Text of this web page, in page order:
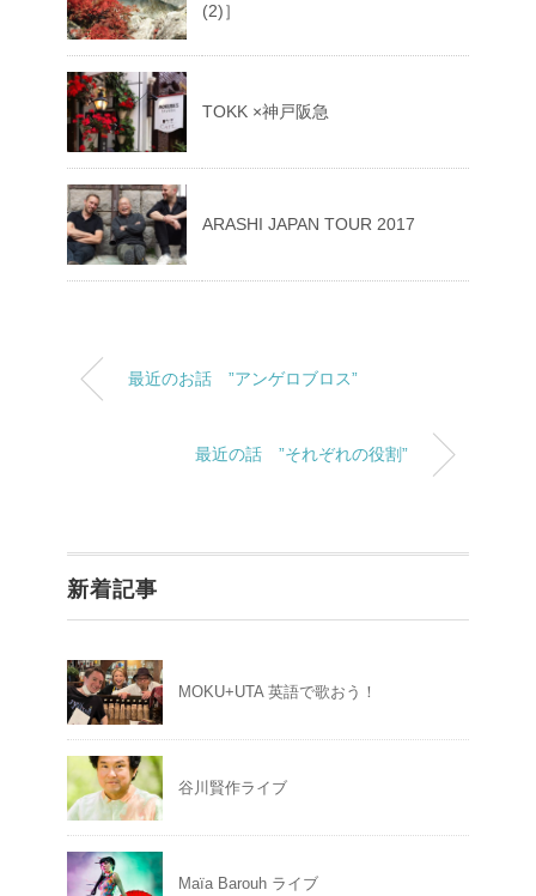
(2)］
TOKK ×神戸阪急
ARASHI JAPAN TOUR 2017
最近のお話 ”アンゲロブロス”
最近の話 ”それぞれの役割”
新着記事
MOKU+UTA 英語で歌おう！
谷川賢作ライブ
Maïa Barouh ライブ